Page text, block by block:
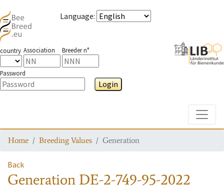
Language:
country Association Breeder n°
Password
Login
Home Breeding Values Generation
Back
Generation DE-2-749-95-2022